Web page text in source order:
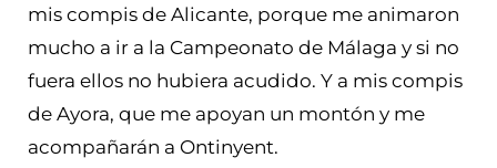
mis compis de Alicante, porque me animaron
mucho a ir a la Campeonato de Málaga y si no
fuera ellos no hubiera acudido. Y a mis compis
de Ayora, que me apoyan un montón y me
acompañarán a Ontinyent.